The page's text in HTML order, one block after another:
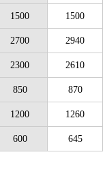
1500 1500
2700 2940
2300 2610
850 870
1200 1260
600 645